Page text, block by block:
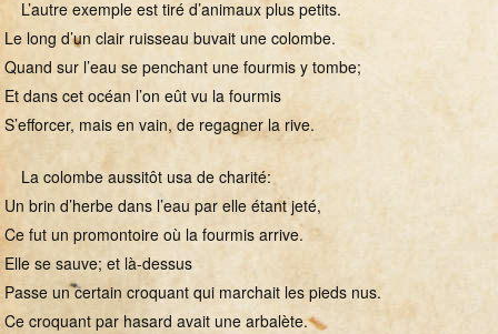
L’autre exemple est tiré d’animaux plus petits.
Le long d’un clair ruisseau buvait une colombe.
Quand sur l’eau se penchant une fourmis y tombe;
Et dans cet océan l’on eût vu la fourmis
S’efforcer, mais en vain, de regagner la rive.
La colombe aussitôt usa de charité:
Un brin d’herbe dans l’eau par elle étant jeté,
Ce fut un promontoire où la fourmis arrive.
Elle se sauve; et là-dessus
Passe un certain croquant qui marchait les pieds nus.
Ce croquant par hasard avait une arbalète.